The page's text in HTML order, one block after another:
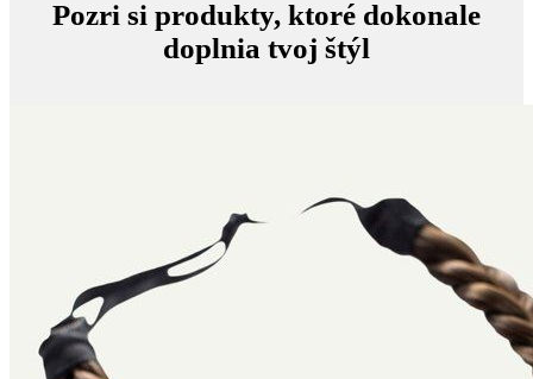
Pozri si produkty, ktoré dokonale
doplnia tvoj štýl